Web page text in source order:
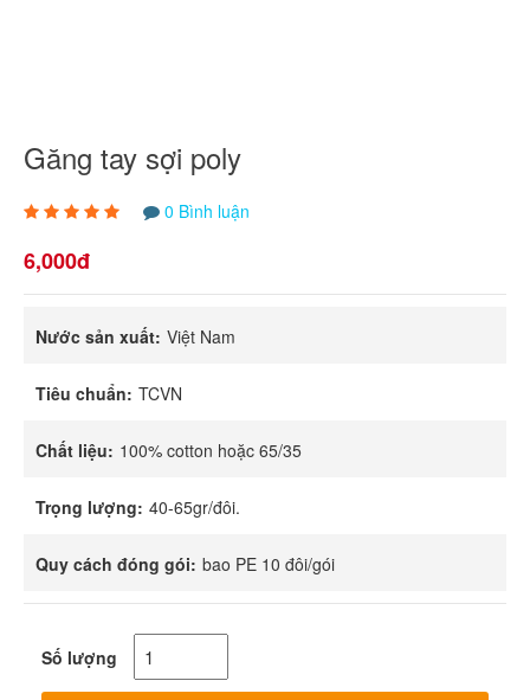
Găng tay sợi poly
0 Bình luận
6,000đ
Nước sản xuất: Việt Nam
Tiêu chuẩn: TCVN
Chất liệu: 100% cotton hoặc 65/35
Trọng lượng: 40-65gr/đôi.
Quy cách đóng gói: bao PE 10 đôi/gói
Số lượng